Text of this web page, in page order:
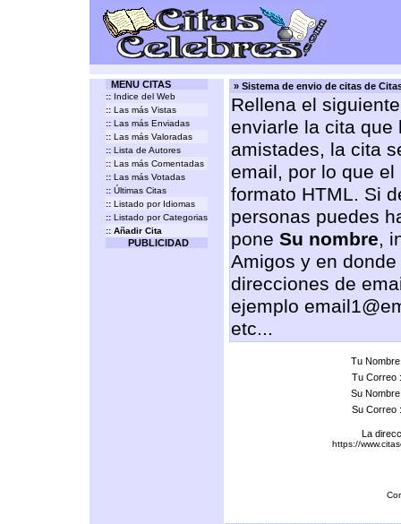
MENU CITAS
:: Indice del Web
:: Las más Vistas
:: Las más Enviadas
:: Las más Valoradas
:: Lista de Autores
:: Las más Comentadas
:: Las más Votadas
:: Últimas Citas
:: Listado por Idiomas
:: Listado por Categorias
:: Añadir Cita
PUBLICIDAD
» Sistema de envio de citas de
Rellena el
enviarle la cita que
amistades, la cita
email, por lo que
formato HTML. Si
personas puedes
pone Su nombre,
Amigos y en
direcciones de
ejemplo
etc...
Tu
Tu Correo
Su
Su Correo
La
https://